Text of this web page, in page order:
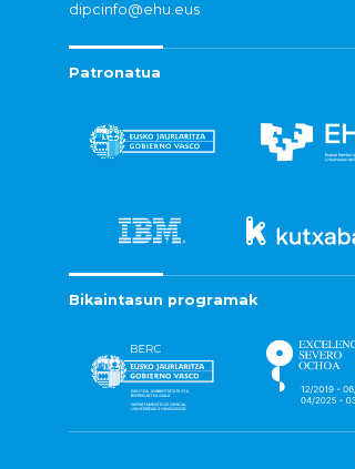
dipcinfo@ehu.eus
Patronatua
Bikaintasun programak